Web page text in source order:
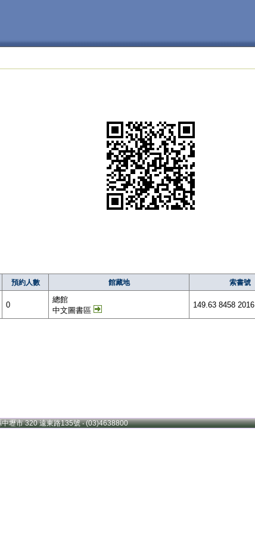
預約人數 館藏地 索書號
0
總館
中文圖書區
149.63 8458 2016
壢市 320 遠東路135號 ‧ (03)4638800